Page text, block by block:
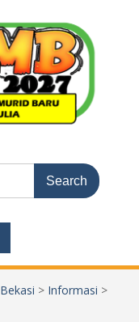
> Informasi >